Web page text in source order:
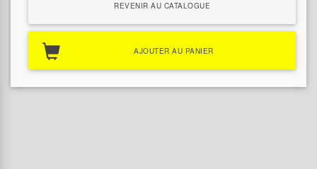
REVENIR AU CATALOGUE
AJOUTER AU PANIER